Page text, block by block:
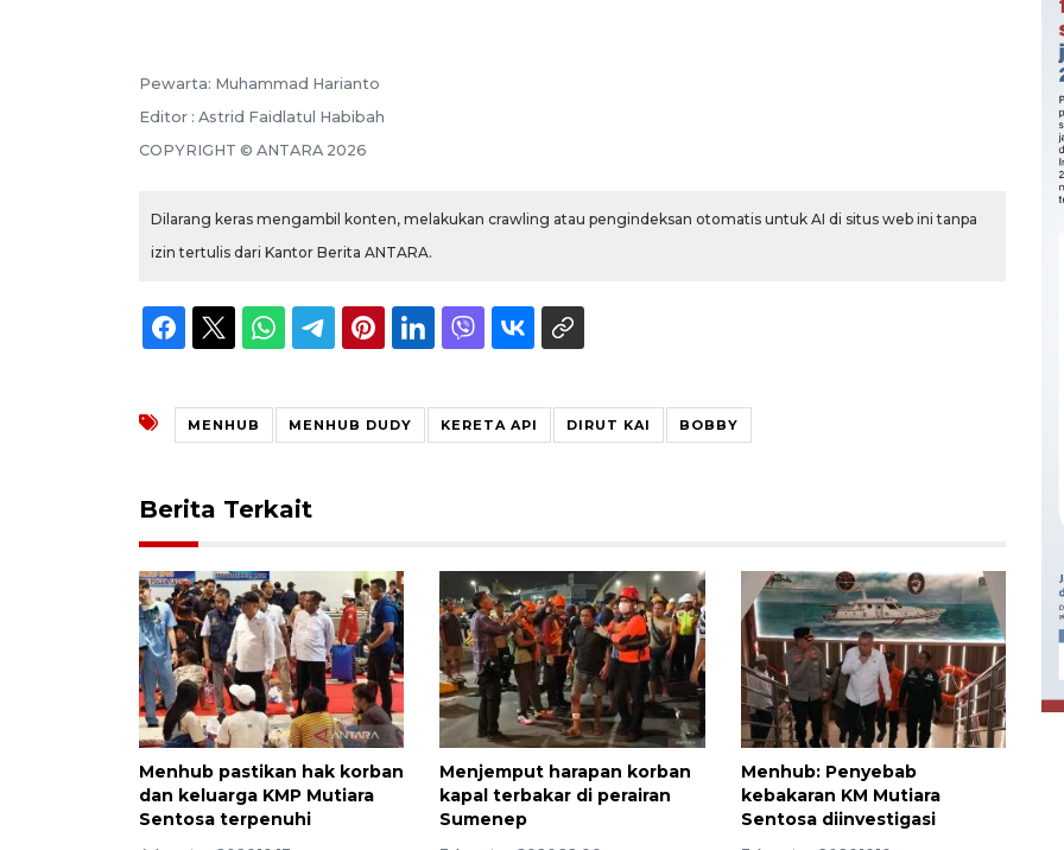
Pewarta: Muhammad Harianto
Editor : Astrid Faidlatul Habibah
COPYRIGHT © ANTARA 2026
Dilarang keras mengambil konten, melakukan crawling atau pengindeksan otomatis untuk AI di situs web ini tanpa
izin tertulis dari Kantor Berita ANTARA.
MENHUB MENHUB DUDY KERETA API DIRUT KAI BOBBY
Berita Terkait
Menhub pastikan hak korban
dan keluarga KMP Mutiara
Sentosa terpenuhi
Menjemput harapan korban
kapal terbakar di perairan
Sumenep
Menhub: Penyebab
kebakaran KM Mutiara
Sentosa diinvestigasi
Ekonomi triwulan II-2026
tumbuh 5,29 persen
2026-08-06 18:45:00